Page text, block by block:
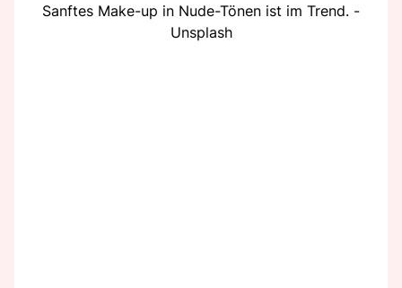
Sanftes Make-up in Nude-Tönen ist im Trend. -
Unsplash